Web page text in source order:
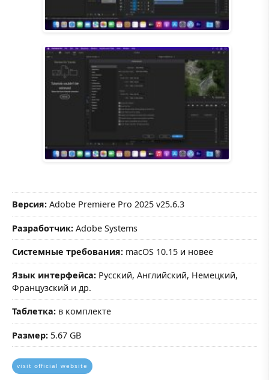
Версия: Adobe Premiere Pro 2025 v25.6.3
Разработчик: Adobe Systems
Системные требования: macOS 10.15 и новее
Язык интерфейса: Русский, Английский, Немецкий,
Французский и др.
Таблетка: в комплекте
Размер: 5.67 GB
visit official website